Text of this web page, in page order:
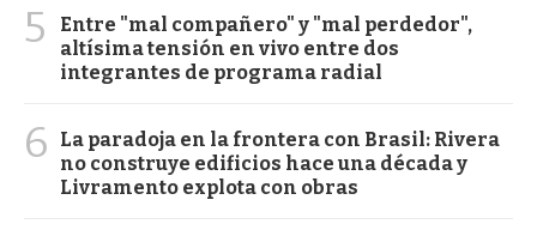
5
Entre "mal compañero" y "mal perdedor",
altísima tensión en vivo entre dos
integrantes de programa radial
6
La paradoja en la frontera con Brasil: Rivera
no construye edificios hace una década y
Livramento explota con obras